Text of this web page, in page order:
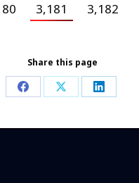
3,181 3,182
Share this page
Share Share Share